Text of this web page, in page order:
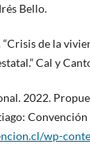
Bello.
de la
Cal y
2022.
wp-